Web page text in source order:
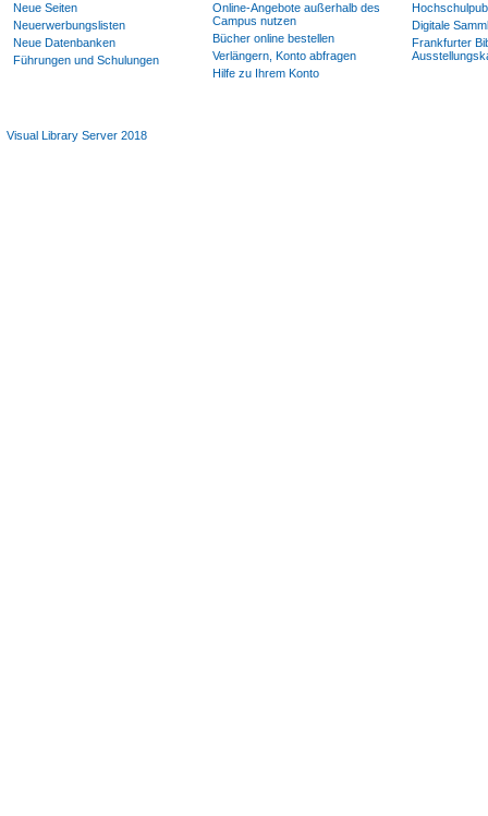
Neue Seiten
Neuerwerbungslisten
Neue Datenbanken
Führungen und Schulungen
Online-Angebote außerhalb des
Campus nutzen
Bücher online bestellen
Verlängern, Konto abfragen
Hilfe zu Ihrem Konto
Digitale
Frankfurter
Visual Library Server 2018